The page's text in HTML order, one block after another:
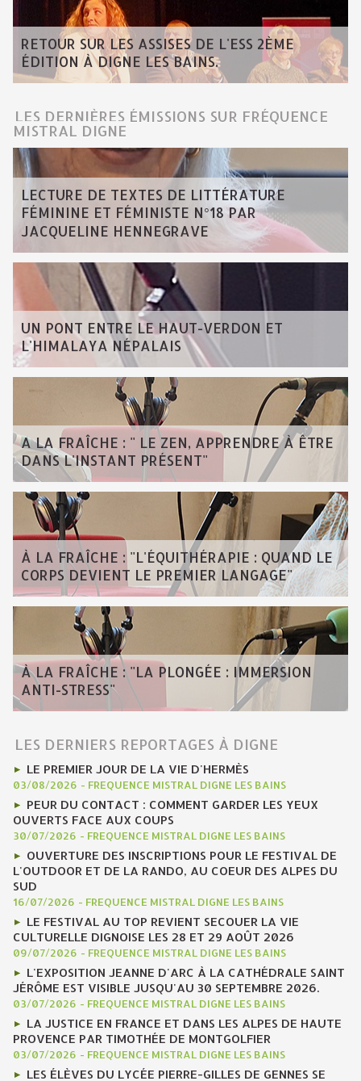
RETOUR SUR LES ASSISES DE L'ESS 2ÈME
ÉDITION À DIGNE LES BAINS.
LES DERNIÈRES ÉMISSIONS SUR FRÉQUENCE
MISTRAL DIGNE
LECTURE DE TEXTES DE LITTÉRATURE
FÉMININE ET FÉMINISTE N°18 PAR
JACQUELINE HENNEGRAVE
UN PONT ENTRE LE HAUT-VERDON ET
L'HIMALAYA NÉPALAIS
A LA FRAÎCHE : " LE ZEN, APPRENDRE À ÊTRE
DANS L'INSTANT PRÉSENT"
À LA FRAÎCHE : "L'ÉQUITHÉRAPIE : QUAND LE
CORPS DEVIENT LE PREMIER LANGAGE"
À LA FRAÎCHE : "LA PLONGÉE : IMMERSION
ANTI-STRESS"
LES DERNIERS REPORTAGES À DIGNE
LE PREMIER JOUR DE LA VIE D'HERMÈS
03/08/2026 - FREQUENCE MISTRAL DIGNE LES BAINS
PEUR DU CONTACT : COMMENT GARDER LES YEUX
OUVERTS FACE AUX COUPS
30/07/2026 - FREQUENCE MISTRAL DIGNE LES BAINS
OUVERTURE DES INSCRIPTIONS POUR LE FESTIVAL DE
L'OUTDOOR ET DE LA RANDO, AU COEUR DES ALPES DU
SUD
16/07/2026 - FREQUENCE MISTRAL DIGNE LES BAINS
LE FESTIVAL AU TOP REVIENT SECOUER LA VIE
CULTURELLE DIGNOISE LES 28 ET 29 AOÛT 2026
09/07/2026 - FREQUENCE MISTRAL DIGNE LES BAINS
L'EXPOSITION JEANNE D'ARC À LA CATHÉDRALE SAINT
JÉRÔME EST VISIBLE JUSQU'AU 30 SEPTEMBRE 2026.
03/07/2026 - FREQUENCE MISTRAL DIGNE LES BAINS
LA JUSTICE EN FRANCE ET DANS LES ALPES DE HAUTE
PROVENCE PAR TIMOTHÉE DE MONTGOLFIER
03/07/2026 - FREQUENCE MISTRAL DIGNE LES BAINS
LES ÉLÈVES DU LYCÉE PIERRE-GILLES DE GENNES SE